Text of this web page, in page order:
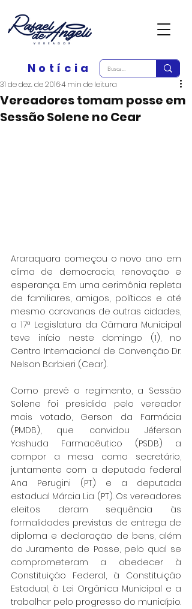
Notícia
Vereadores tomam posse em
Sessão Solene no Cear
31 de dez. de 20164 min de leitura
Araraquara começou o novo ano em
clima de democracia, renovação e
esperança. Em uma cerimônia repleta
de familiares, amigos, políticos e até
mesmo caravanas de outras cidades,
a 17ª Legislatura da Câmara Municipal
teve início neste domingo (1), no
Centro Internacional de Convenção Dr.
Nelson Barbieri (Cear).
Como prevê o regimento, a Sessão
Solene foi presidida pelo vereador
mais votado, Gerson da Farmácia
(PMDB), que convidou Jéferson
Yashuda Farmacêutico (PSDB) a
compor a mesa como secretário,
juntamente com a deputada federal
Ana Perugini (PT) e a deputada
estadual Márcia Lia (PT). Os vereadores
eleitos deram sequência às
formalidades previstas de entrega de
diploma e declaração de bens, além
do Juramento de Posse, pelo qual se
comprometeram a obedecer à
Constituição Federal, à Constituição
Estadual, à Lei Orgânica Municipal e a
trabalhar pelo progresso do município.